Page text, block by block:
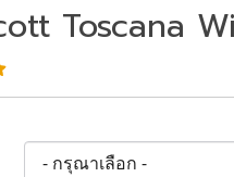
Toscana